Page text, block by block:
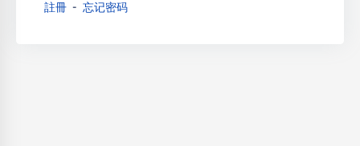
註冊 忘记密码